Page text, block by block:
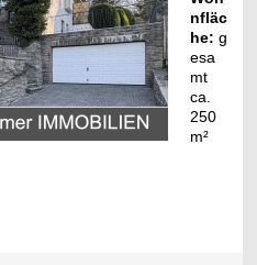
nfläc
he: g
esa
mt
ca.
250
m²